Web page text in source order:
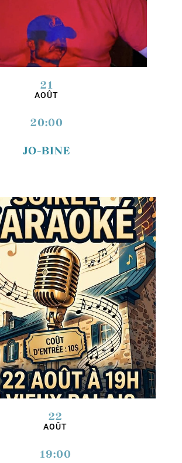
21
AOÛT
20:00
JO-BINE
22
AOÛT
19:00